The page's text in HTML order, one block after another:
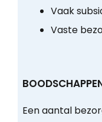
Vaak
Vaste
Een aantal